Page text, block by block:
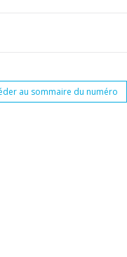
au sommaire du numéro